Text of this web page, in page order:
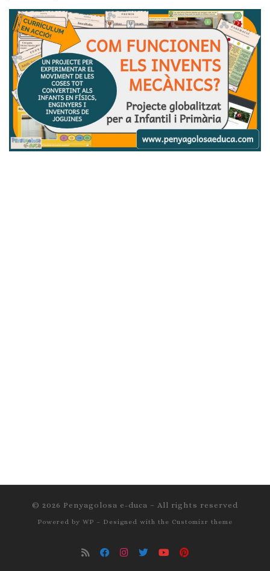
© 2026 Penyagolosa e-duca – All rights reserved
Powered by WP – Designed with the Customizr theme